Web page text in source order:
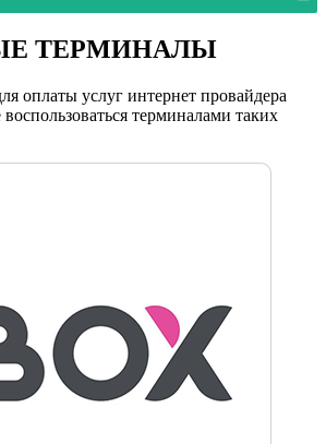
ТЕРМИНАЛЫ
оплаты услуг интернет провайдера
терминалами таких